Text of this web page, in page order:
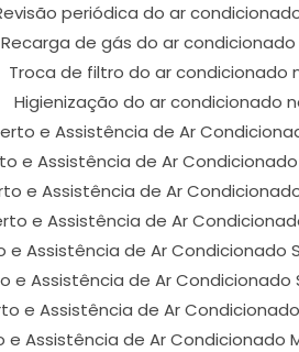
periódica do ar
Recarga de gás do ar condicionado
Troca de filtro do ar condicionado
Higienização do ar condicionado
e Assistência de Ar
e Assistência de Ar
e Assistência de Ar
e Assistência de Ar
e Assistência de Ar Condicionado
e Assistência de Ar Condicionado
e Assistência de Ar
e Assistência de Ar Condicionado